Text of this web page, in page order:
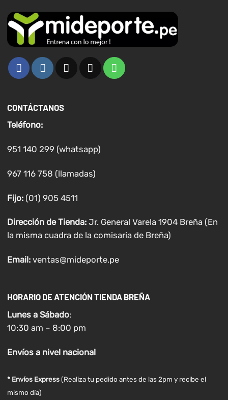
CONTÁCTANOS
Teléfono:
951 140 299 (whatsapp)
967 116 758 (llamadas)
Fijo:(01) 905 4511
Dirección de Tienda: Jr. General Varela 1904 Breña (En
la misma cuadra de la comisaria de Breña)
Email: ventas@mideporte.pe
HORARIO DE ATENCIÓN TIENDA BREÑA
Lunes a Sábado:
10:30 am – 8:00 pm
Envíosa nivel nacional
* Envíos Express(Realiza tu pedido antes de las 2pm y recibe el
mismo día)